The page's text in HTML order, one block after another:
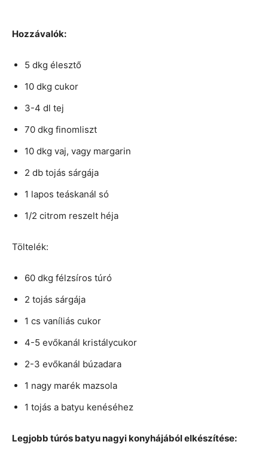
Hozzávalók:
5 dkg élesztő
10 dkg cukor
3-4 dl tej
70 dkg finomliszt
10 dkg vaj, vagy margarin
2 db tojás sárgája
1 lapos teáskanál só
1/2 citrom reszelt héja
Töltelék:
60 dkg félzsíros túró
2 tojás sárgája
1 cs vaníliás cukor
4-5 evőkanál kristálycukor
2-3 evőkanál búzadara
1 nagy marék mazsola
1 tojás a batyu kenéséhez
Legjobb túrós batyu nagyi konyhájából elkészítése: